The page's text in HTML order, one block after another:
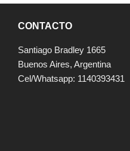
CONTACTO
Santiago Bradley 1665
Buenos Aires, Argentina
Cel/Whatsapp: 1140393431